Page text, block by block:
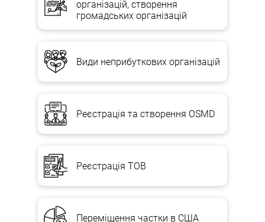
організацій, створення
громадських організацій
Види неприбуткових організацій
Реєстрація та створення OSMD
Реєстрація ТОВ
Переміщення частки в США